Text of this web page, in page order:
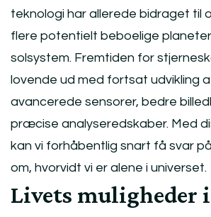
teknologi har allerede bidraget til
flere potentielt beboelige
solsystem. Fremtiden for
lovende ud med fortsat udvikling
avancerede sensorer, bedre
præcise analyseredskaber. Med
kan vi forhåbentlig snart få svar
om, hvorvidt vi er alene i universet.
Livets muligheder